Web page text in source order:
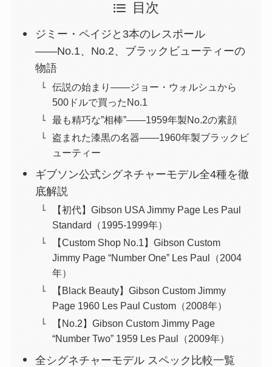
目次
ジミー・ペイジと3本のレスポール
――No.1、No.2、ブラックビューティーの
物語
伝説の始まり――ジョー・ウォルシュから
500ドルで買ったNo.1
最も精巧な”相棒”――1959年製No.2の素顔
盗まれた漆黒の名器――1960年製ブラックビ
ューティー
ギブソン公式シグネチャーモデル全4種を徹
底解説
【初代】Gibson USA Jimmy Page Les Paul
Standard（1995-1999年）
【Custom Shop No.1】Gibson Custom
Jimmy Page “Number One” Les Paul（2004
年）
【Black Beauty】Gibson Custom Jimmy
Page 1960 Les Paul Custom（2008年）
【No.2】Gibson Custom Jimmy Page
“Number Two” 1959 Les Paul（2009年）
全シグネチャーモデル スペック比較一覧